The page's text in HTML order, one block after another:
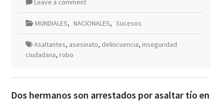
Leave a comment
MUNDIALES, NACIONALES, Sucesos
Asaltantes, asesinato, delincuencia, inseguridad
ciudadana, robo
Dos hermanos son arrestados por asaltar tío en